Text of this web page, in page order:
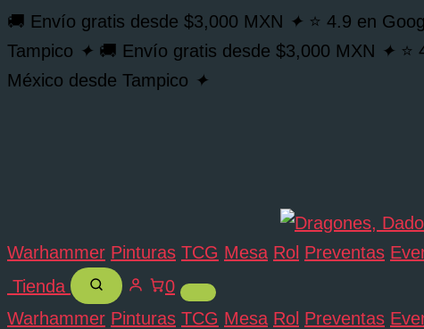
🚚 Envío gratis desde $3,000 MXN ✦ ⭐ 4.9 en
Tampico ✦ 🚚 Envío gratis desde $3,000 MXN ✦ ⭐
México desde Tampico ✦
Warhammer Pinturas TCG Mesa Rol Preventas
Tienda
0
Warhammer Pinturas TCG Mesa Rol Preventas
Ir
al
contenido
Contrast
Gryph-
Charger
Grey